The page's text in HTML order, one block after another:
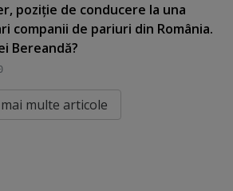
poziţie de conducere la una
companii de pariuri din România.
Bereandă?
mai multe articole